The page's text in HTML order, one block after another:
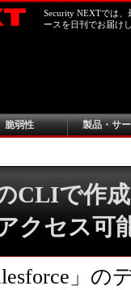
Security NEXTでは
ースを日刊でお届け
脆弱性 製品・サ
のCLIで作
クセス可
」の